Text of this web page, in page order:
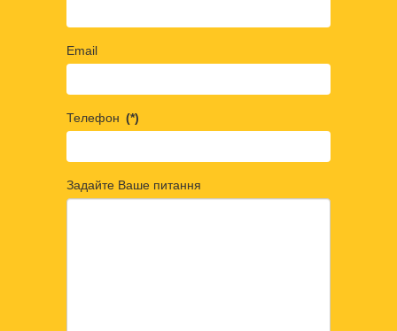
Email
Телефон (*)
Задайте Ваше питання